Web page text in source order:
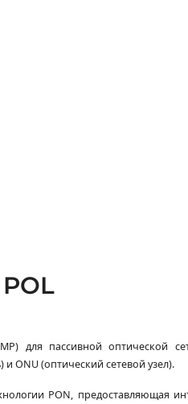
для пассивной оптической
ONU (оптический сетевой узел).
PON, предоставляющая